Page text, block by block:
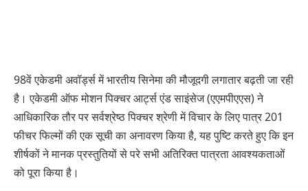
98वें एकेडमी अवॉर्ड्स में भारतीय सिनेमा की मौजूदगी लगातार बढ़ती जा रही
है। एकेडमी ऑफ मोशन पिक्चर आर्ट्स एंड साइंसेज (एएमपीएएस) ने
आधिकारिक तौर पर सर्वश्रेष्ठ पिक्चर श्रेणी में विचार के लिए पात्र 201
फीचर फिल्मों की एक सूची का अनावरण किया है, यह पुष्टि करते हुए कि इन
शीर्षकों ने मानक प्रस्तुतियों से परे सभी अतिरिक्त पात्रता आवश्यकताओं
को पूरा किया है।